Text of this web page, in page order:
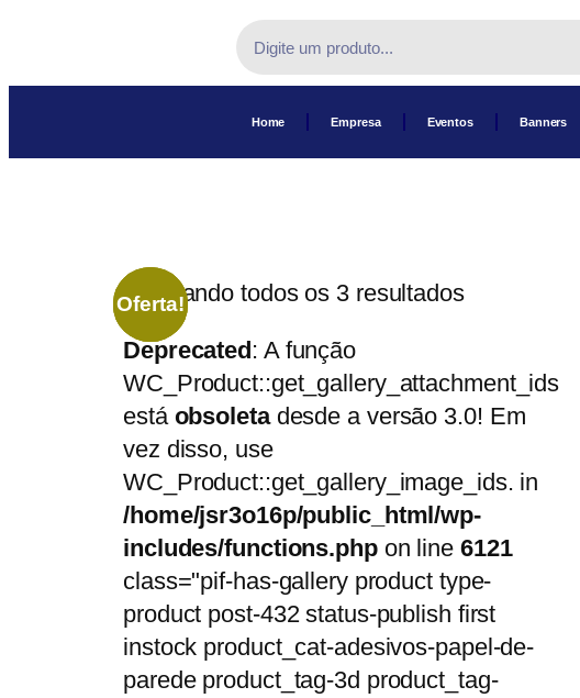
Home Empresa Eventos Banners
Mostrando todos os 3 resultados
Deprecated: A função
WC_Product::get_gallery_attachment_ids
está obsoletadesde a versão 3.0! Em
vez disso, use
WC_Product::get_gallery_image_ids. in
/home/jsr3o16p/public_html/wp-
includes/functions.phpon line 6121
class="pif-has-gallery product type-
product post-432 status-publish first
instock product_cat-adesivos-papel-de-
parede product_tag-3d product_tag-
Oferta!
Oferta!
Oferta!